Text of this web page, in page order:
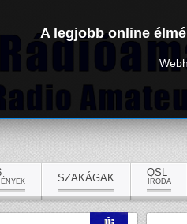
SZAKÁGAK QSL
IRODA
A legjobb online